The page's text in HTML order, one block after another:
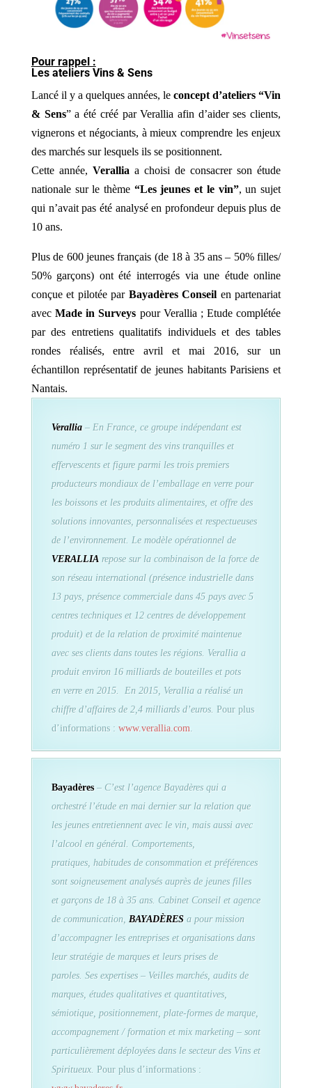
Pour rappel :
Les ateliers Vins & Sens
Lancé il y a quelques années, leconcept d’ateliers “Vin
& Sens” a été créé par Verallia afin d’aider ses clients,
vignerons et négociants, à mieux comprendre les enjeux
des marchés sur lesquels ils se positionnent.
Cette année, Verallia a choisi de consacrer son étude
nationale sur le thème “Les jeunes et le vin”, un sujet
qui n’avait pas été analysé en profondeur depuis plus de
10 ans.
Plus de 600 jeunes français (de 18 à 35 ans – 50% filles/
50% garçons) ont été interrogés via une étude online
conçue et pilotée par Bayadères Conseil en partenariat
avec Made in Surveys pour Verallia ; Etude complétée
par des entretiens qualitatifs individuels et des tables
rondes réalisés, entre avril et mai 2016, sur un
échantillon représentatif de jeunes habitants Parisiens et
Nantais.
Verallia– En France, ce groupe indépendant est
numéro 1 sur le segment des vins tranquilles et
effervescents et figure parmi les trois premiers
producteurs mondiaux de l’emballage en verre pour
les boissons et les produits alimentaires, et offre des
solutions innovantes, personnalisées et respectueuses
de l’environnement. Le modèle opérationnel de
VERALLIA repose sur la combinaison de la force de
son réseau international (présence industrielle dans
13 pays, présence commerciale dans 45 pays avec 5
centres techniques et 12 centres de développement
produit) et de la relation de proximité maintenue
avec ses clients dans toutes les régions. Verallia a
produit environ 16 milliards de bouteilles et pots
en verre en 2015. En 2015, Verallia a réalisé un
chiffre d’affaires de 2,4 milliards d’euros. Pour plus
d’informations : www.verallia.com.
Bayadères– C’est l’agence Bayadères qui a
orchestré l’étude en mai dernier sur la relation que
les jeunes entretiennent avec le vin, mais aussi avec
l’alcool en général. Comportements,
pratiques, habitudes de consommation et préférences
sont soigneusement analysés auprès de jeunes filles
et garçons de 18 à 35 ans. Cabinet Conseil et agence
de communication, BAYADÈRESa pour mission
d’accompagner les entreprises et organisations dans
leur stratégie de marques et leurs prises de
paroles. Ses expertises – Veilles marchés, audits de
marques, études qualitatives et quantitatives,
sémiotique, positionnement, plate-formes de marque,
accompagnement / formation et mix marketing – sont
particulièrement déployées dans le secteur des Vins et
Spiritueux. Pour plus d’informations :